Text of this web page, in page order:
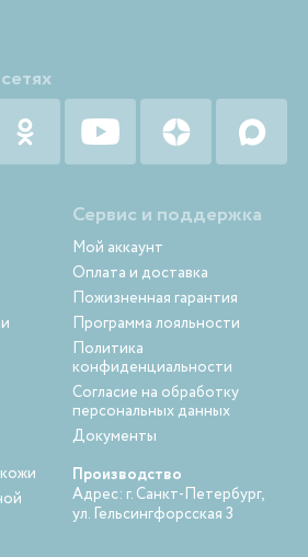
Сервис и поддержка
Мой аккаунт
Оплата и доставка
Пожизненная гарантия
Программа лояльности
Политика
конфиденциальности
Согласие на обработку
персональных данных
Документы
Производство
Адрес: г. Санкт-Петербург,
ул. Гельсингфорсская 3